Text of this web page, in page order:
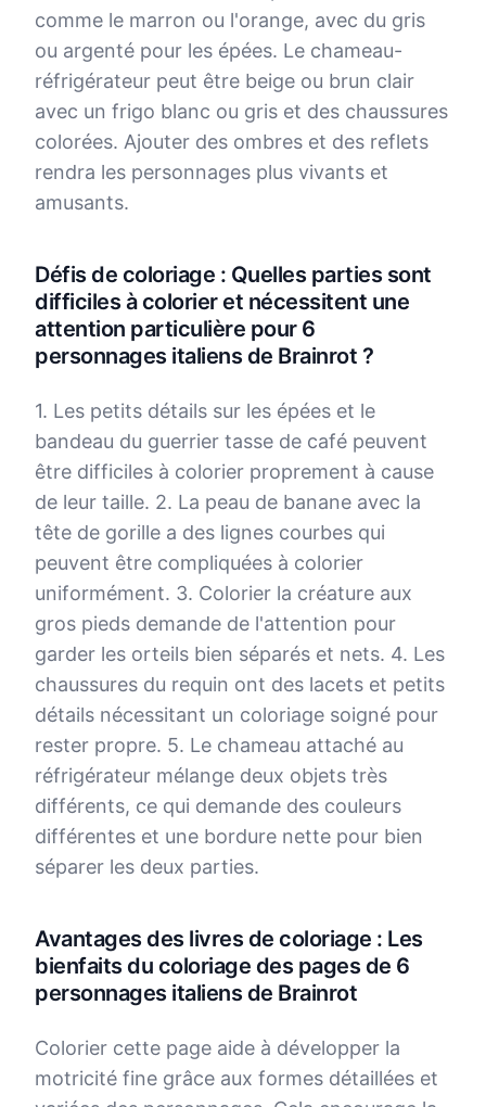
comme le marron ou l'orange, avec du gris
ou argenté pour les épées. Le chameau-
réfrigérateur peut être beige ou brun clair
avec un frigo blanc ou gris et des chaussures
colorées. Ajouter des ombres et des reflets
rendra les personnages plus vivants et
amusants.
Défis de coloriage : Quelles parties sont
difficiles à colorier et nécessitent une
attention particulière pour 6
personnages italiens de Brainrot ?
1. Les petits détails sur les épées et le
bandeau du guerrier tasse de café peuvent
être difficiles à colorier proprement à cause
de leur taille. 2. La peau de banane avec la
tête de gorille a des lignes courbes qui
peuvent être compliquées à colorier
uniformément. 3. Colorier la créature aux
gros pieds demande de l'attention pour
garder les orteils bien séparés et nets. 4. Les
chaussures du requin ont des lacets et petits
détails nécessitant un coloriage soigné pour
rester propre. 5. Le chameau attaché au
réfrigérateur mélange deux objets très
différents, ce qui demande des couleurs
différentes et une bordure nette pour bien
séparer les deux parties.
Avantages des livres de coloriage : Les
bienfaits du coloriage des pages de 6
personnages italiens de Brainrot
Colorier cette page aide à développer la
motricité fine grâce aux formes détaillées et